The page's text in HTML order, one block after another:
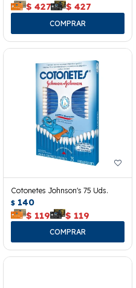
$ 427 $ 427
Cotonetes Johnson's 75 Uds.
$ 140
$ 119 $ 119